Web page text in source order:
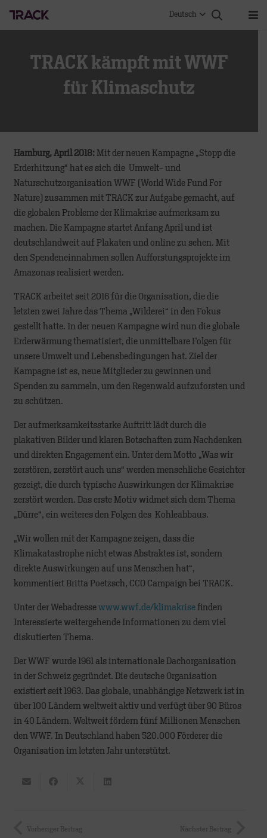
Deutsch
TRACK kämpft mit WWF
für Klimaschutz
Hamburg, April 2018: Mit der neuen Kampagne „Stopp die
Erderhitzung“ hat es sich die Umwelt- und
Naturschutzorganisation WWF (World Wide Fund For
Nature) zusammen mit TRACK zur Aufgabe gemacht, auf
die globalen Probleme der Klimakrise aufmerksam zu
machen. Die Kampagne startet Anfang April und ist
deutschlandweit auf Plakaten und online zu sehen. Mit
den Spendeneinnahmen sollen Aufforstungsprojekte im
Amazonas realisiert werden.
TRACK arbeitet seit 2016 für die Organisation, die die
letzten zwei Jahre das Thema „Wilderei“ in den Fokus
gestellt hatte. In der neuen Kampagne wird nun die globale
Erderwärmung thematisiert, die unmittelbare Folgen für
unsere Umwelt und Lebensbedingungen hat. Ziel der
Kampagne ist es, neue Mitglieder zu gewinnen und
Spenden zu sammeln, um den Regenwald aufzuforsten und
zu schützen.
Der aufmerksamkeitsstarke Auftritt lädt durch die
plakativen Bilder und klaren Botschaften zum Nachdenken
und direkten Engagement ein. Unter dem Motto „Was wir
zerstören, zerstört auch uns“ werden menschliche Gesichter
gezeigt, die durch typische Auswirkungen der Klimakrise
zerstört werden. Das erste Motiv widmet sich dem Thema
„Dürre“, ein weiteres den Folgen des Kohleabbaus.
„Wir wollen mit der Kampagne zeigen, dass die
Klimakatastrophe nicht etwas Abstraktes ist, sondern
direkte Auswirkungen auf uns Menschen hat“,
kommentiert Britta Poetzsch, CCO Campaign bei TRACK.
Unter der Webadresse www.wwf.de/klimakrisefinden
Interessierte weitergehende Informationen zu dem viel
diskutierten Thema.
Der WWF wurde 1961 als internationale Dachorganisation
in der Schweiz gegründet. Die deutsche Organisation
existiert seit 1963. Das globale, unabhängige Netzwerk ist in
über 100 Ländern weltweit aktiv und verfügt über 90 Büros
in 40 Ländern. Weltweit fördern fünf Millionen Menschen
den WWF. In Deutschland haben 520.000 Förderer die
Organisation im letzten Jahr unterstützt.
Vorheriger Beitrag Nächster Beitrag